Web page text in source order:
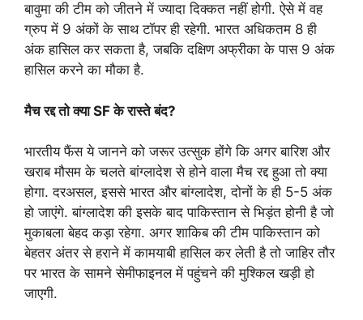
बावुमा की टीम को जीतने में ज्यादा दिक्कत नहीं होगी. ऐसे में वह
ग्रुप में 9 अंकों के साथ टॉपर ही रहेगी. भारत अधिकतम 8 ही
अंक हासिल कर सकता है, जबकि दक्षिण अफ्रीका के पास 9 अंक
हासिल करने का मौका है.
मैच रद्द तो क्या SF के रास्ते बंद?
भारतीय फैंस ये जानने को जरूर उत्सुक होंगे कि अगर बारिश और
खराब मौसम के चलते बांग्लादेश से होने वाला मैच रद्द हुआ तो क्या
होगा. दरअसल, इससे भारत और बांग्लादेश, दोनों के ही 5-5 अंक
हो जाएंगे. बांग्लादेश की इसके बाद पाकिस्तान से भिड़ंत होनी है जो
मुकाबला बेहद कड़ा रहेगा. अगर शाकिब की टीम पाकिस्तान को
बेहतर अंतर से हराने में कामयाबी हासिल कर लेती है तो जाहिर तौर
पर भारत के सामने सेमीफाइनल में पहुंचने की मुश्किल खड़ी हो
जाएगी.